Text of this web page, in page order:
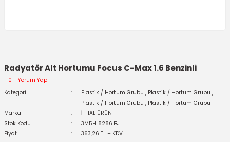
Radyatör Alt Hortumu Focus C-Max 1.6 Benzinli
0 - Yorum Yap
Kategori
Plastik / Hortum Grubu , Plastik / Hortum Grubu ,
Plastik / Hortum Grubu , Plastik / Hortum Grubu
Marka
İTHAL ÜRÜN
Stok Kodu
3M5H 8286 BJ
Fiyat
363,26 TL + KDV